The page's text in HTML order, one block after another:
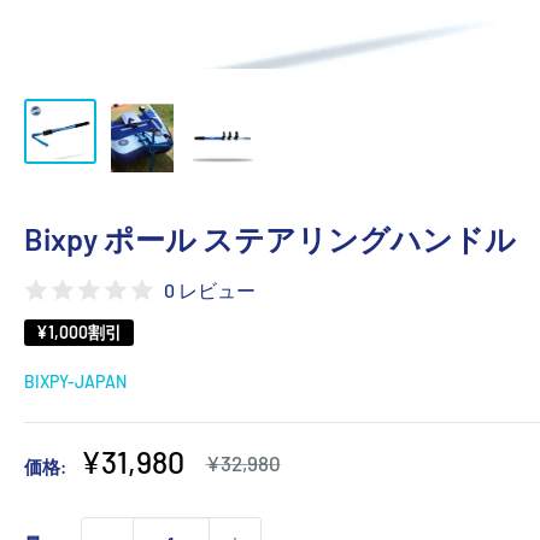
Bixpy ポール ステアリングハンドル
0 レビュー
¥1,000割引
BIXPY-JAPAN
価格:
販
価
¥31,980
通
格
¥32,980